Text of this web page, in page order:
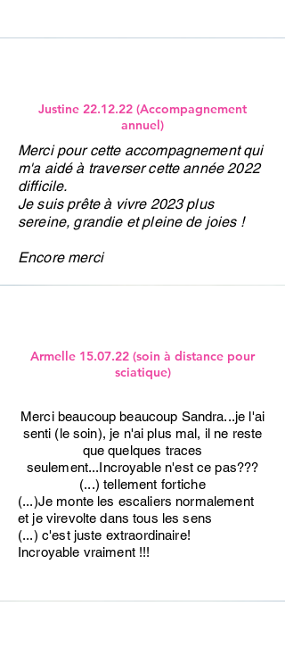
Justine 22.12.22 (Accompagnement
annuel)
Merci pour cette accompagnement qui
m'a aidé à traverser cette année 2022
difficile.
Je suis prête à vivre 2023 plus
sereine, grandie et pleine de joies !
Encore merci
Armelle 15.07.22 (soin à distance pour
sciatique)
Merci beaucoup beaucoup Sandra...je l'ai
senti (le soin), je n'ai plus mal, il ne reste
que quelques traces
seulement...Incroyable n'est ce pas???
(...) tellement fortiche
(...)Je monte les escaliers normalement
et je virevolte dans tous les sens
(...) c'est juste extraordinaire!
Incroyable vraiment !!!